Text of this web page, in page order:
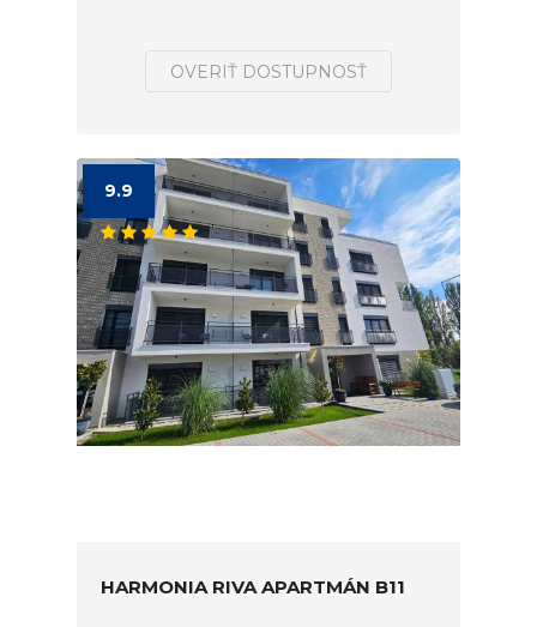
OVERIŤ DOSTUPNOSŤ
9.9
HARMONIA RIVA APARTMÁN B11